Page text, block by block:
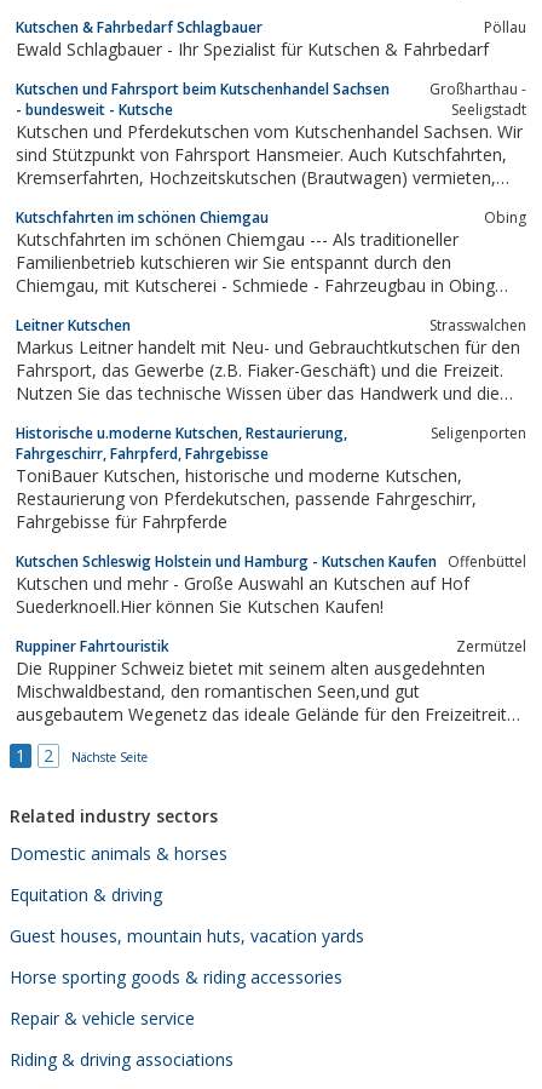
Landauer Hochzeitskutschen zum Standesamt, zur Kirche, zum
Fototermin und zur...
Kutschen & Fahrbedarf Schlagbauer Pöllau
Ewald Schlagbauer - Ihr Spezialist für Kutschen & Fahrbedarf
Kutschen und Fahrsport beim Kutschenhandel Sachsen
- bundesweit - Kutsche
Großharthau -
Seeligstadt
Kutschen und Pferdekutschen vom Kutschenhandel Sachsen. Wir
sind Stützpunkt von Fahrsport Hansmeier. Auch Kutschfahrten,
Kremserfahrten, Hochzeitskutschen (Brautwagen) vermieten,
Kutschfahrten im schönen Chiemgau Obing
Kutschfahrten im schönen Chiemgau --- Als traditioneller
Familienbetrieb kutschieren wir Sie entspannt durch den
Chiemgau, mit Kutscherei - Schmiede - Fahrzeugbau in Obing
Leitner Kutschen Strasswalchen
Markus Leitner handelt mit Neu- und Gebrauchtkutschen für den
Fahrsport, das Gewerbe (z.B. Fiaker-Geschäft) und die Freizeit.
Nutzen Sie das technische Wissen über das Handwerk und die
Leitner. Markus Leitner bietet ein umfangreiches Angebot an
Zubehör und Ersatzteilen...
Historische u.moderne Kutschen, Restaurierung,
Fahrgeschirr, Fahrpferd, Fahrgebisse
Seligenporten
ToniBauer Kutschen, historische und moderne Kutschen,
Restaurierung von Pferdekutschen, passende Fahrgeschirr,
Fahrgebisse für Fahrpferde
Kutschen Schleswig Holstein und Hamburg - Kutschen Kaufen Offenbüttel
Kutschen und mehr - Große Auswahl an Kutschen auf Hof
Suederknoell.Hier können Sie Kutschen Kaufen!
Ruppiner Fahrtouristik Zermützel
Die Ruppiner Schweiz bietet mit seinem alten ausgedehnten
Mischwaldbestand, den romantischen Seen,und gut
ausgebautem Wegenetz das ideale Gelände für den Freizeitreiter
1 2 Nächste Seite
Related industry sectors
Domestic animals & horses
Equitation & driving
Guest houses, mountain huts, vacation yards
Horse sporting goods & riding accessories
Repair & vehicle service
Riding & driving associations